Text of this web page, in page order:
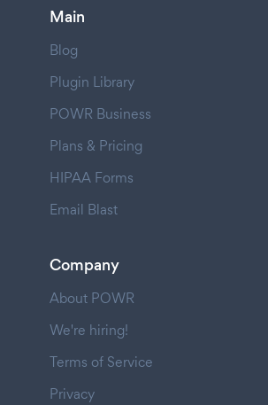
Main
Blog
Plugin Library
POWR Business
Plans & Pricing
HIPAA Forms
Email Blast
Company
About POWR
We're hiring!
Terms of Service
Privacy